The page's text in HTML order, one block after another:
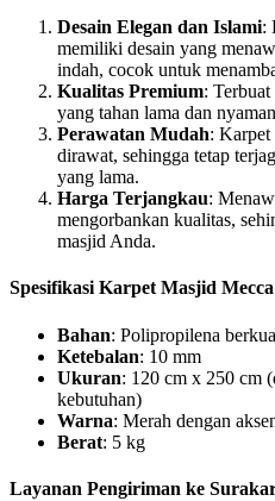
Desain Elegan dan Islami:
memiliki desain yang
indah, cocok untuk
Kualitas Premium:
yang tahan lama dan
Perawatan Mudah: Karpet
dirawat, sehingga tetap
yang lama.
Harga Terjangkau:
mengorbankan kualitas,
masjid Anda.
Spesifikasi Karpet Masjid
Bahan: Polipropilena
Ketebalan: 10 mm
Ukuran: 120 cm x 250 cm
kebutuhan)
Warna: Merah dengan
Berat: 5 kg
Layanan Pengiriman ke